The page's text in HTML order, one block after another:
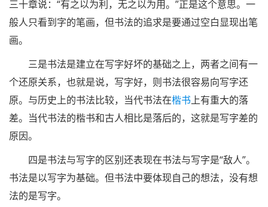
三十章说：“有之以为利，无之以为用。”正是这个意思。一
般人只看到字的笔画，但书法的追求是要通过空白显现出笔
画。
三是书法是建立在写字好坏的基础之上，两者之间有一
个还原关系，也就是说，写字好，则书法很容易向写字还
原。与历史上的书法比较，当代书法在楷书上有重大的落
差。当代书法的楷书和古人相比是落后的，这就是写字差的
原因。
四是书法与写字的区别还表现在书法与写字是“敌人”。
书法是以写字为基础。但书法中要体现自己的想法，没有想
法的是写字。